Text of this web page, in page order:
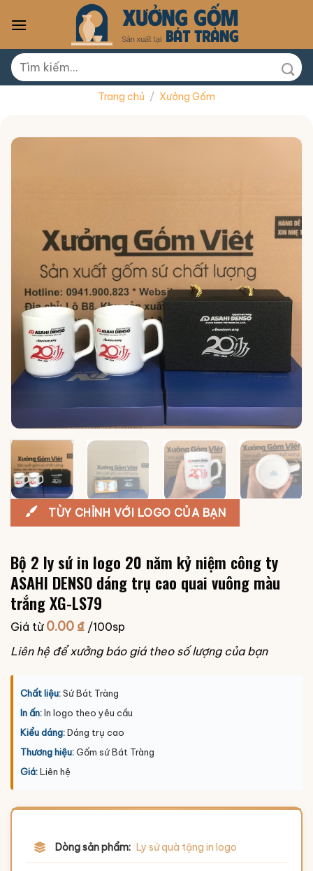
Tìm
kiếm:
Trang chủ / Xưởng Gốm
TÙY CHỈNH VỚI LOGO CỦA BẠN
Bộ 2 ly sứ in logo 20 năm kỷ niệm công ty
ASAHI DENSO dáng trụ cao quai vuông màu
trắng XG-LS79
Giá từ 0.00₫ /100sp
Liên hệ để xưởng báo giá theo số lượng của bạn
Chất liệu:Sứ Bát Tràng
In ấn:In logo theo yêu cầu
Kiểu dáng:Dáng trụ cao
Thương hiệu:Gốm sứ Bát Tràng
Giá:Liên hệ
Dòng sản phẩm: Ly sứ quà tặng in logo